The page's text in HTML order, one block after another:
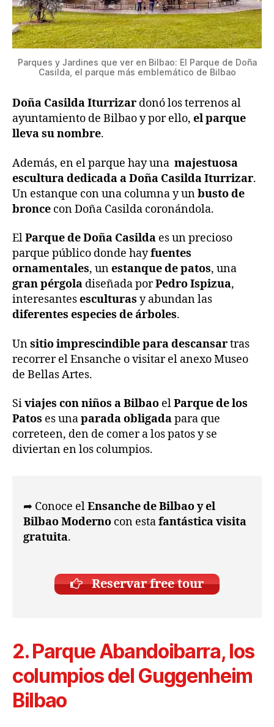
Parques y Jardines que ver en Bilbao: El Parque de Doña
Casilda, el parque más emblemático de Bilbao
Doña Casilda Iturrizar donó los terrenos al
ayuntamiento de Bilbao y por ello, el parque
lleva su nombre.
Además, en el parque hay una majestuosa
escultura dedicada a Doña Casilda Iturrizar.
Un estanque con una columna y unbusto de
bronce con Doña Casilda coronándola.
ElParque de Doña Casilda es un precioso
parque público donde hayfuentes
ornamentales, unestanque de patos, una
gran pérgola diseñada porPedro Ispizua,
interesantesesculturas y abundan las
diferentes especies de árboles.
Unsitio imprescindible para descansartras
recorrer el Ensanche o visitar el anexo Museo
de Bellas Artes.
Siviajes con niños a Bilbao elParque de los
Patos es unaparada obligadapara que
correteen, den de comer a los patos y se
diviertan en los columpios.
➦ Conoce elEnsanche de Bilbao y el
Bilbao Moderno con estafantástica visita
gratuita.
Reservar free tour
2. Parque Abandoibarra, los
columpios del Guggenheim
Bilbao